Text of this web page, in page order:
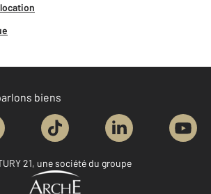
biens
21, une société du groupe